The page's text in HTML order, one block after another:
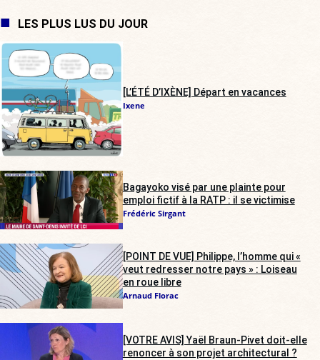
LES PLUS LUS DU JOUR
[L’ÉTÉ D’IXÈNE] Départ en vacances
Ixene
Bagayoko visé par une plainte pour
emploi fictif à la RATP : il se victimise
Frédéric Sirgant
[POINT DE VUE] Philippe, l’homme qui «
veut redresser notre pays » : Loiseau
en roue libre
Arnaud Florac
[VOTRE AVIS] Yaël Braun-Pivet doit-elle
renoncer à son projet architectural ?